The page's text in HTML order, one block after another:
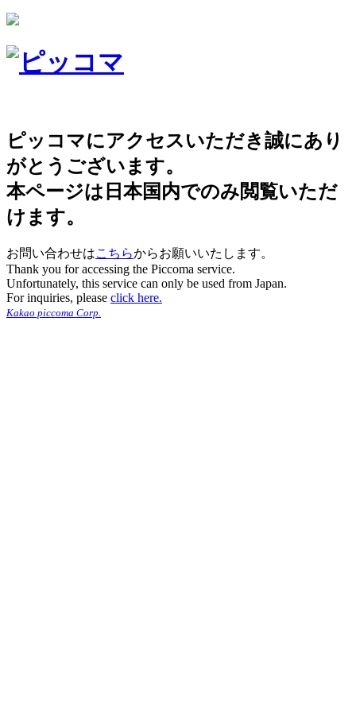
ピッコマにアクセスいただき誠にあり
がとうございます。
本ページは日本国内でのみ閲覧いただ
けます。
お問い合わせはこちらからお願いいたします。
Thank you for accessing the Piccoma service.
Unfortunately, this service can only be used from Japan.
For inquiries, please click here.
Kakao piccoma Corp.